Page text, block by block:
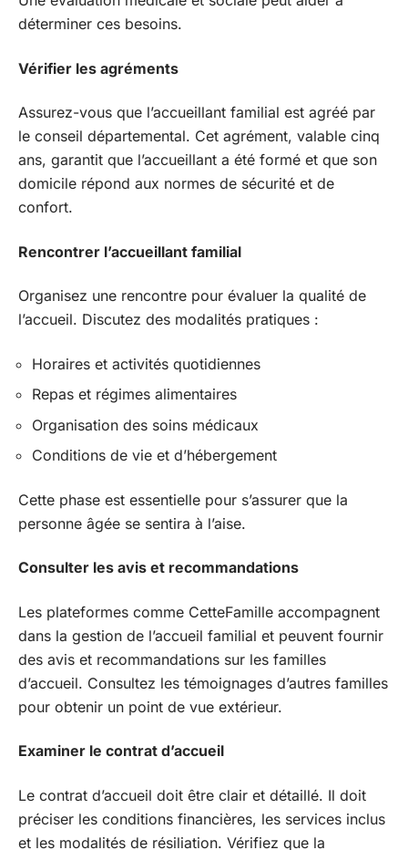
déterminer ces besoins.
Vérifier les agréments
Assurez-vous que l’accueillant familial est agréé par
le conseil départemental. Cet agrément, valable cinq
ans, garantit que l’accueillant a été formé et que son
domicile répond aux normes de sécurité et de
confort.
Rencontrer l’accueillant familial
Organisez une rencontre pour évaluer la qualité de
l’accueil. Discutez des modalités pratiques :
Horaires et activités quotidiennes
Repas et régimes alimentaires
Organisation des soins médicaux
Conditions de vie et d’hébergement
Cette phase est essentielle pour s’assurer que la
personne âgée se sentira à l’aise.
Consulter les avis et recommandations
Les plateformes comme CetteFamille accompagnent
dans la gestion de l’accueil familial et peuvent fournir
des avis et recommandations sur les familles
d’accueil. Consultez les témoignages d’autres familles
pour obtenir un point de vue extérieur.
Examiner le contrat d’accueil
Le contrat d’accueil doit être clair et détaillé. Il doit
préciser les conditions financières, les services inclus
et les modalités de résiliation. Vérifiez que la